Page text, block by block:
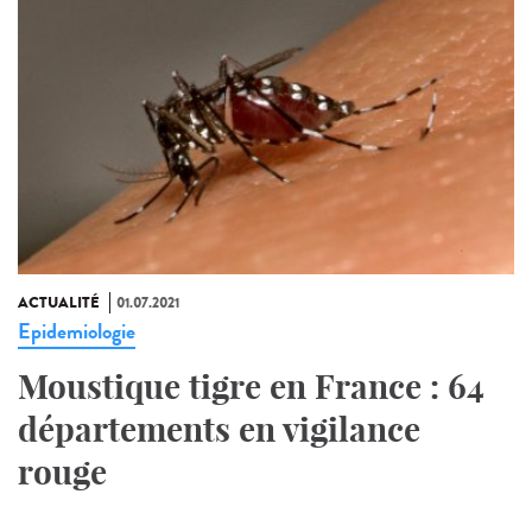
ACTUALITÉ 01.07.2021
Epidemiologie
Moustique tigre en France : 64
départements en vigilance
rouge